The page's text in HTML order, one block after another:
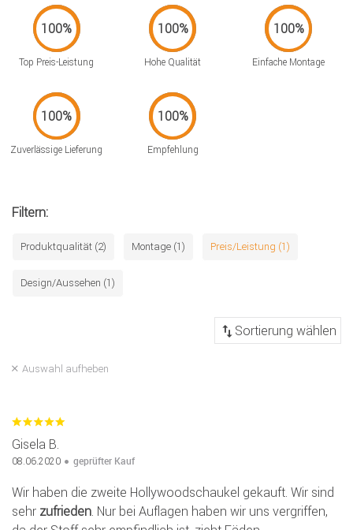
Top Preis-Leistung Hohe Qualität Einfache Montage
Zuverlässige Lieferung Empfehlung
Filtern:
Produktqualität (2) Montage (1) Preis/Leistung (1)
Design/Aussehen (1)
Auswahl aufheben
Gisela B.
08.06.2020 geprüfter Kauf
Wir haben die zweite Hollywoodschaukel gekauft. Wir sind
sehr zufrieden. Nur bei Auflagen haben wir uns vergriffen,